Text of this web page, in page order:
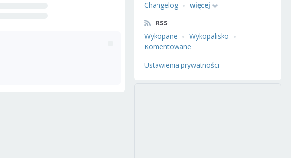
Changelog
więcej
RSS
Wykopane
Wykopalisko
Komentowane
Ustawienia prywatności